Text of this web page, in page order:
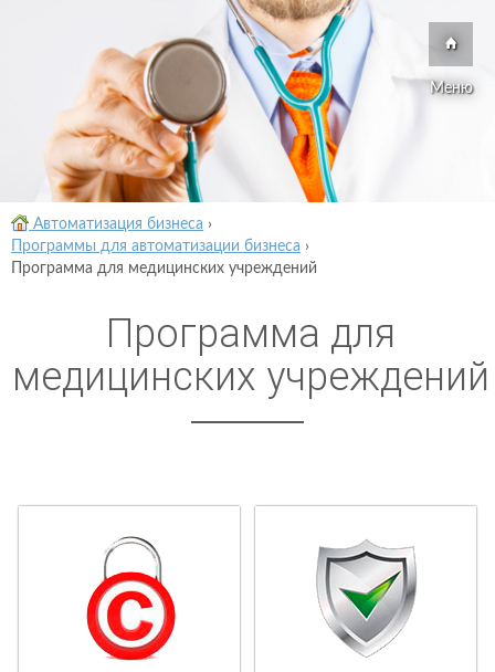
Меню
Автоматизация бизнеса ›
Программы для автоматизации бизнеса ›
Программа для медицинских учреждений
Программа для
медицинских учреждений